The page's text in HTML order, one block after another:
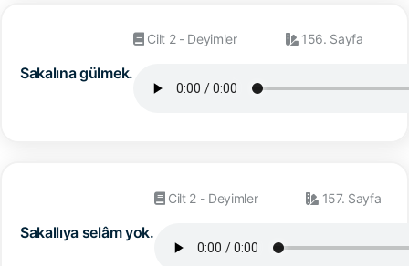
Sakalına gülmek.
Cilt 2 - Deyimler 156. Sayfa
Sakallıya selâm yok.
Cilt 2 - Deyimler 157. Sayfa